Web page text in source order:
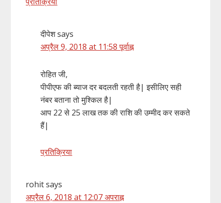
दीपेशsays
अप्रैल 9, 2018 at 11:58 पूर्वाह्न
रोहित जी,
पीपीएफ की ब्याज दर बदलती रहती है| इसीलिए सही
नंबर बताना तो मुश्किल है|
आप 22 से 25 लाख तक की राशि की उम्मीद कर सकते
हैं|
प्रतिक्रिया
rohitsays
अप्रैल 6, 2018 at 12:07 अपराह्न